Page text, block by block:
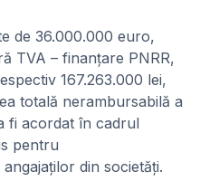
de 36.000.000 euro,
TVA – finanțare PNRR,
167.263.000 lei,
totală nerambursabilă a
fi acordat în cadrul
pentru
din societăți.